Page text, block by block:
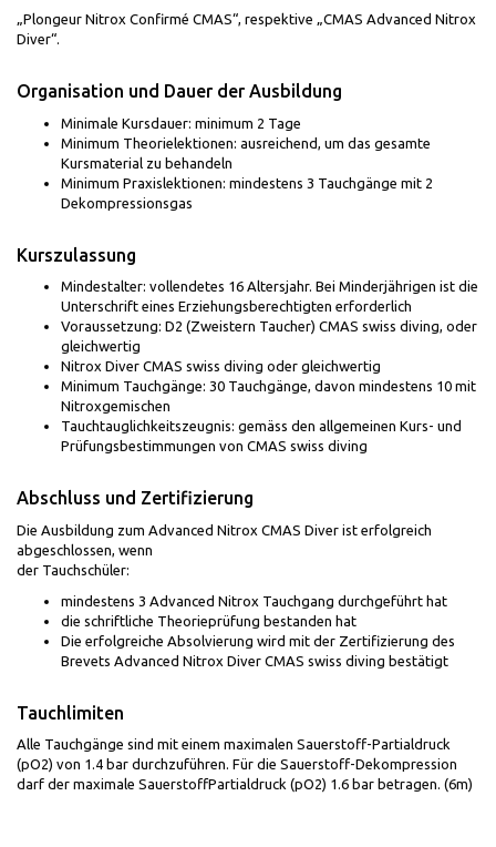
„Plongeur Nitrox Confirmé CMAS“, respektive „CMAS Advanced Nitrox
Diver“.
Organisation und Dauer der Ausbildung
Minimale Kursdauer: minimum 2 Tage
Minimum Theorielektionen: ausreichend, um das gesamte
Kursmaterial zu behandeln
Minimum Praxislektionen: mindestens 3 Tauchgänge mit 2
Dekompressionsgas
Kurszulassung
Mindestalter: vollendetes 16 Altersjahr. Bei Minderjährigen ist die
Unterschrift eines Erziehungsberechtigten erforderlich
Voraussetzung: D2 (Zweistern Taucher) CMAS swiss diving, oder
gleichwertig
Nitrox Diver CMAS swiss diving oder gleichwertig
Minimum Tauchgänge: 30 Tauchgänge, davon mindestens 10 mit
Nitroxgemischen
Tauchtauglichkeitszeugnis: gemäss den allgemeinen Kurs- und
Prüfungsbestimmungen von CMAS swiss diving
Abschluss und Zertifizierung
Die Ausbildung zum Advanced Nitrox CMAS Diver ist erfolgreich
abgeschlossen, wenn
der Tauchschüler:
mindestens 3 Advanced Nitrox Tauchgang durchgeführt hat
die schriftliche Theorieprüfung bestanden hat
Die erfolgreiche Absolvierung wird mit der Zertifizierung des
Brevets Advanced Nitrox Diver CMAS swiss diving bestätigt
Tauchlimiten
Alle Tauchgänge sind mit einem maximalen Sauerstoff-Partialdruck
(pO2) von 1.4 bar durchzuführen. Für die Sauerstoff-Dekompression
darf der maximale SauerstoffPartialdruck (pO2) 1.6 bar betragen. (6m)